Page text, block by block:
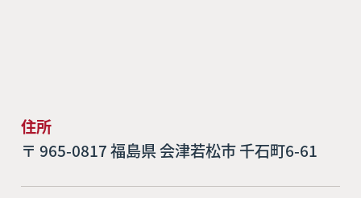
住所
〒 965-0817 福島県 会津若松市 千石町6-61